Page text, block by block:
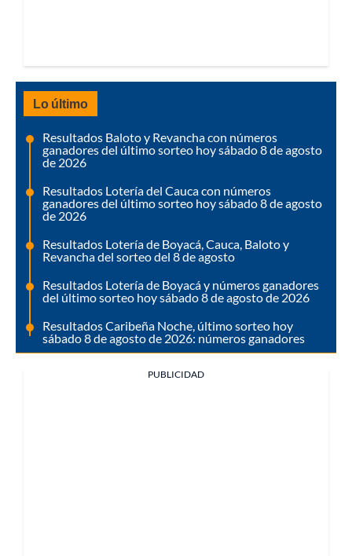
Lo último
Resultados Baloto y Revancha con números
ganadores del último sorteo hoy sábado 8 de agosto
de 2026
Resultados Lotería del Cauca con números
ganadores del último sorteo hoy sábado 8 de agosto
de 2026
Resultados Lotería de Boyacá, Cauca, Baloto y
Revancha del sorteo del 8 de agosto
Resultados Lotería de Boyacá y números ganadores
del último sorteo hoy sábado 8 de agosto de 2026
Resultados Caribeña Noche, último sorteo hoy
sábado 8 de agosto de 2026: números ganadores
PUBLICIDAD